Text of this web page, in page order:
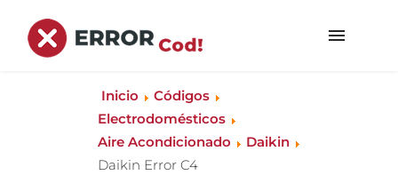
Inicio
Códigos
Electrodomésticos
Aire Acondicionado
Daikin
Daikin Error C4